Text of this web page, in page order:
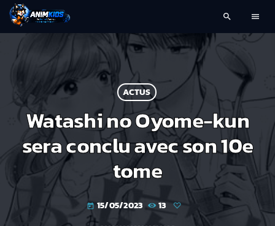
search menu
ACTUS
Watashi no Oyome-kun
sera conclu avec son 10e
tome
today 15/05/2023 13